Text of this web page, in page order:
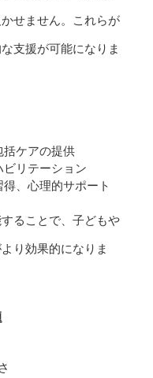
せません。これらが
支援が可能になりま
括ケアの提供
ビリテーション
、心理的サポート
ることで、子どもや
り効果的になりま